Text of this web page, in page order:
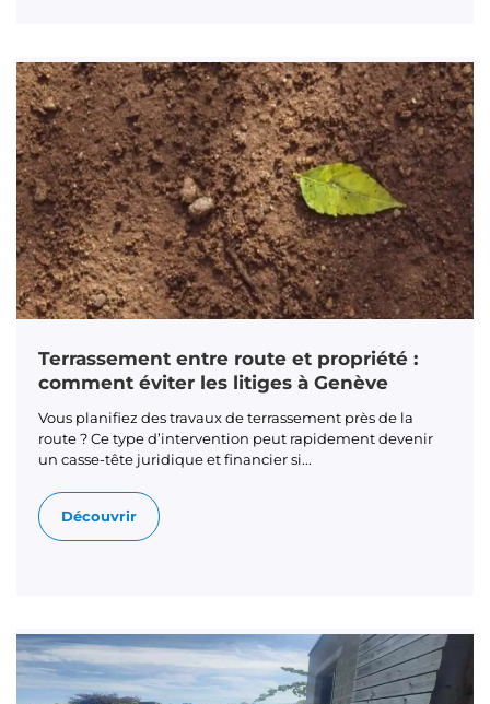
Terrassement entre route et propriété :
comment éviter les litiges à Genève
Vous planifiez des travaux de terrassement près de la
route ? Ce type d’intervention peut rapidement devenir
un casse-tête juridique et financier si...
Découvrir